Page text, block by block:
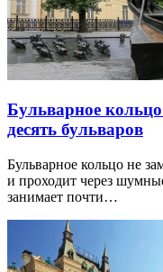
Бульварное
десять бульваров
Бульварное кольцо не
и проходит через
занимает почти…